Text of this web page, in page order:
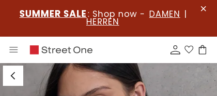
SUMMER SALE : Shop now - DAMEN |
HERREN